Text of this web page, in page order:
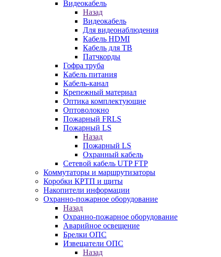
Видеокабель
Назад
Видеокабель
Для видеонаблюдения
Кабель HDMI
Кабель для ТВ
Патчкорды
Гофра труба
Кабель питания
Кабель-канал
Крепежный материал
Оптика комплектующие
Оптоволокно
Пожарный FRLS
Пожарный LS
Назад
Пожарный LS
Охранный кабель
Сетевой кабель UTP FTP
Коммутаторы и маршрутизаторы
Коробки КРТП и щиты
Накопители информации
Охранно-пожарное оборудование
Назад
Охранно-пожарное оборудование
Аварийное освещение
Брелки ОПС
Извещатели ОПС
Назад